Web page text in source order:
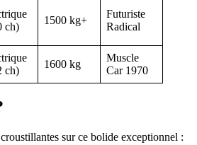
ch)
1500 kg+
Futuriste
Radical
ch)
1600 kg
Muscle
Car 1970
sur ce bolide exceptionnel :